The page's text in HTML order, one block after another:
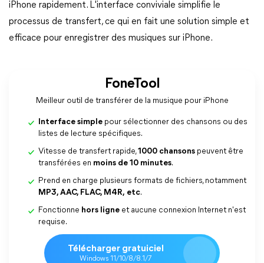
iPhone rapidement. L'interface conviviale simplifie le
processus de transfert, ce qui en fait une solution simple et
efficace pour enregistrer des musiques sur iPhone.
FoneTool
Meilleur outil de transférer de la musique pour iPhone
Interface simple pour sélectionner des chansons ou des
listes de lecture spécifiques.
Vitesse de transfert rapide,1000 chansons peuvent être
transférées en moins de 10 minutes.
Prend en charge plusieurs formats de fichiers, notamment
MP3, AAC, FLAC, M4R, etc.
Fonctionne hors ligne et aucune connexion Internet n'est
requise.
Télécharger gratuiciel
Windows 11/10/8/8.1/7